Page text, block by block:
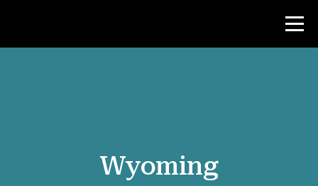
Wiadomości i wydarzenia
Wyoming